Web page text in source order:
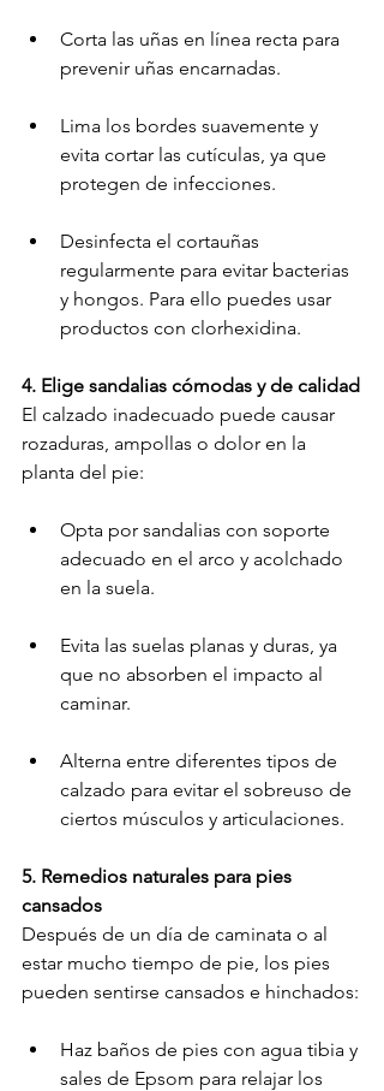
Corta las uñas en línea recta para
prevenir uñas encarnadas.
Lima los bordes suavemente y
evita cortar las cutículas, ya que
protegen de infecciones.
Desinfecta el cortauñas
regularmente para evitar bacterias
y hongos. Para ello puedes usar
productos con clorhexidina.
4. Elige sandalias cómodas y de calidad
El calzado inadecuado puede causar
rozaduras, ampollas o dolor en la
planta del pie:
Opta por sandalias con soporte
adecuado en el arco y acolchado
en la suela.
Evita las suelas planas y duras, ya
que no absorben el impacto al
caminar.
Alterna entre diferentes tipos de
calzado para evitar el sobreuso de
ciertos músculos y articulaciones.
5. Remedios naturales para pies
cansados
Después de un día de caminata o al
estar mucho tiempo de pie, los pies
pueden sentirse cansados e hinchados:
Haz baños de pies con agua tibia y
sales de Epsom para relajar los